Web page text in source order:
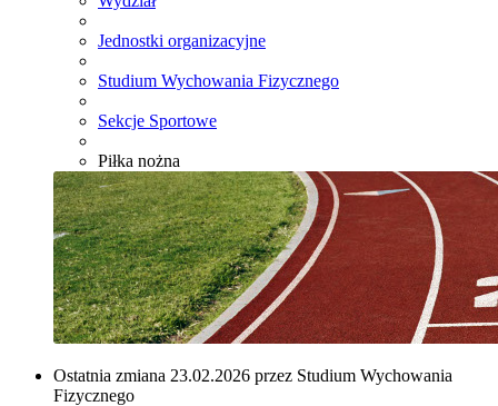
Jednostki organizacyjne
Studium Wychowania Fizycznego
Sekcje Sportowe
Piłka nożna
Ostatnia zmiana 23.02.2026 przez Studium Wychowania
Fizycznego